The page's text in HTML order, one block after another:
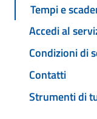
Tempi e
Accedi al
Condizioni di
Contatti
Strumenti di